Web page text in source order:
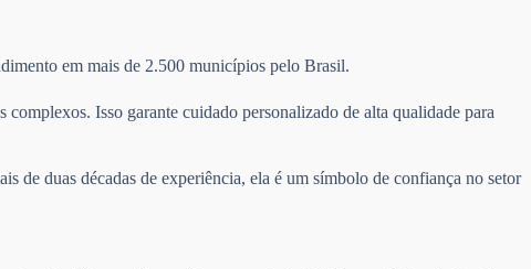
em mais de 2.500 municípios pelo Brasil.
complexos. Isso garante cuidado personalizado de alta qualidade para
de duas décadas de experiência, ela é um símbolo de confiança no setor